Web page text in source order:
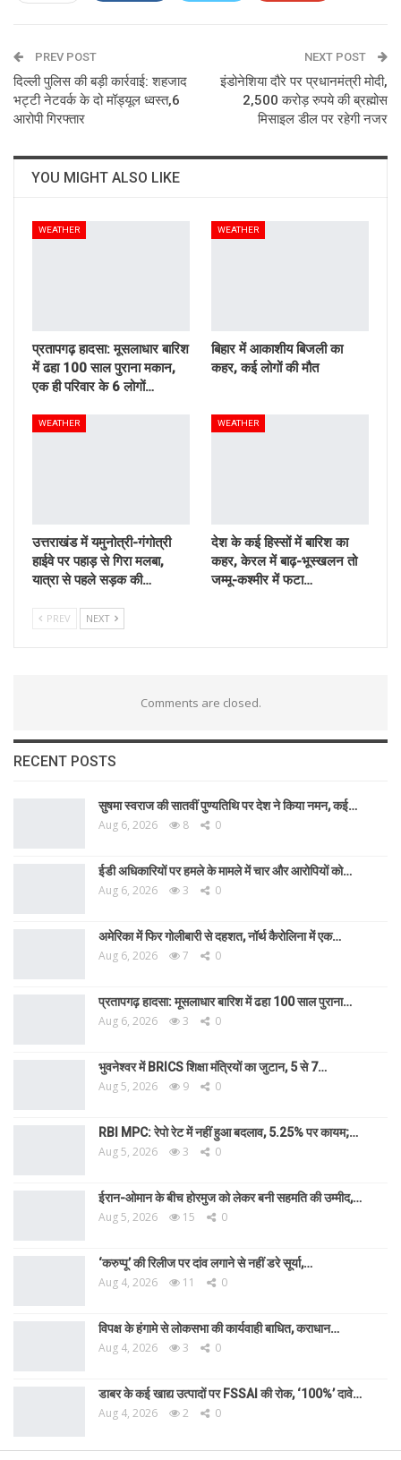
Email
PREV POST
दिल्ली पुलिस की बड़ी कार्रवाई: शहजाद
भट्टी नेटवर्क के दो मॉड्यूल ध्वस्त,6
आरोपी गिरफ्तार
NEXT POST
इंडोनेशिया दौरे पर प्रधानमंत्री मोदी,
2,500 करोड़ रुपये की ब्रह्मोस
मिसाइल डील पर रहेगी नजर
YOU MIGHT ALSO LIKE
WEATHER
प्रतापगढ़ हादसा: मूसलाधार बारिश
में ढहा 100 साल पुराना मकान,
एक ही परिवार के 6 लोगों…
WEATHER
बिहार में आकाशीय बिजली का
कहर, कई लोगों की मौत
WEATHER
उत्तराखंड में यमुनोत्री-गंगोत्री
हाईवे पर पहाड़ से गिरा मलबा,
यात्रा से पहले सड़क की…
WEATHER
देश के कई हिस्सों में बारिश का
कहर, केरल में बाढ़-भूस्खलन तो
जम्मू-कश्मीर में फटा…
PREV NEXT
Comments are closed.
RECENT POSTS
सुषमा स्वराज की सातवीं पुण्यतिथि पर देश ने किया नमन, कई…
Aug 6, 2026 8 0
ईडी अधिकारियों पर हमले के मामले में चार और आरोपियों को…
Aug 6, 2026 3 0
अमेरिका में फिर गोलीबारी से दहशत, नॉर्थ कैरोलिना में एक…
Aug 6, 2026 7 0
प्रतापगढ़ हादसा: मूसलाधार बारिश में ढहा 100 साल पुराना…
Aug 6, 2026 3 0
भुवनेश्वर में BRICS शिक्षा मंत्रियों का जुटान, 5 से 7…
Aug 5, 2026 9 0
RBI MPC: रेपो रेट में नहीं हुआ बदलाव, 5.25% पर कायम;…
Aug 5, 2026 3 0
ईरान-ओमान के बीच होरमुज को लेकर बनी सहमति की उम्मीद,…
Aug 5, 2026 15 0
‘करुप्पू’ की रिलीज पर दांव लगाने से नहीं डरे सूर्या,…
Aug 4, 2026 11 0
विपक्ष के हंगामे से लोकसभा की कार्यवाही बाधित, कराधान…
Aug 4, 2026 3 0
डाबर के कई खाद्य उत्पादों पर FSSAI की रोक, ‘100%’ दावे…
Aug 4, 2026 2 0